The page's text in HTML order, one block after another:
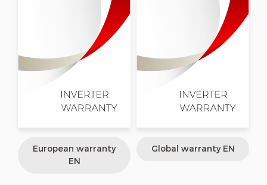
European warranty
EN
Global warranty EN